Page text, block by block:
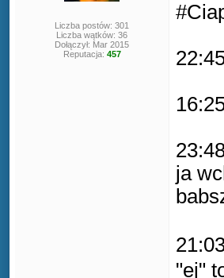
Liczba postów: 301
Liczba wątków: 36
Dołączył: Mar 2015
Reputacja: 457
ja
"ej"